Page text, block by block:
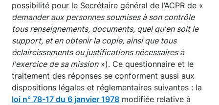
possibilité pour le Secrétaire général de l’ACPR de «
demander aux personnes soumises à son contrôle
tous renseignements, documents, quel qu'en soit le
support, et en obtenir la copie, ainsi que tous
éclaircissements ou justifications nécessaires à
l'exercice de sa mission»). Ce questionnaire et le
traitement des réponses se conforment aussi aux
dispositions légales et réglementaires suivantes : la
loi n° 78-17 du 6 janvier 1978 modifiée relative à